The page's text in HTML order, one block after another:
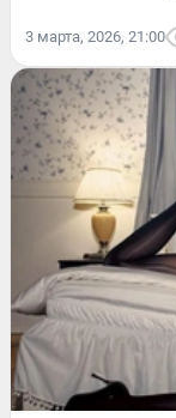
3 марта, 2026, 21:00